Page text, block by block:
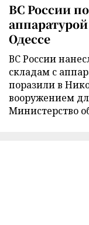
ВС России
Одессе
ВС России
складам с
поразили в
вооружением
Министерство